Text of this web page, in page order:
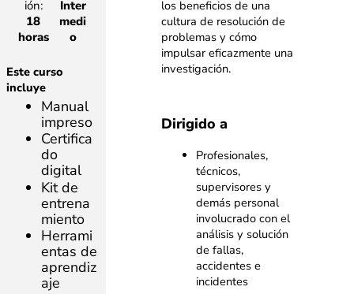
ión:
18
horas
Inter
medi
o
Este curso
incluye
Manual
impreso
Certifica
do
digital
Kit de
entrena
miento
Herrami
entas de
aprendiz
aje
los beneficios de una
cultura de resolución de
problemas ycómo
impulsar eficazmente una
investigación.
Dirigido a
Profesionales,
técnicos,
supervisores y
demás personal
involucrado con el
análisis y solución
de fallas,
accidentes e
incidentes